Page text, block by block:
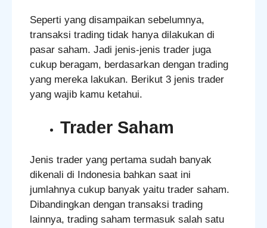
Seperti yang disampaikan sebelumnya,
transaksi trading tidak hanya dilakukan di
pasar saham. Jadi jenis-jenis trader juga
cukup beragam, berdasarkan dengan trading
yang mereka lakukan. Berikut 3 jenis trader
yang wajib kamu ketahui.
Trader Saham
Jenis trader yang pertama sudah banyak
dikenali di Indonesia bahkan saat ini
jumlahnya cukup banyak yaitu trader saham.
Dibandingkan dengan transaksi trading
lainnya, trading saham termasuk salah satu